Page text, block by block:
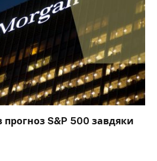
S&P 500 завдяки